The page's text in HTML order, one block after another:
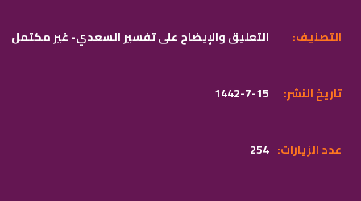
التعليق والإيضاح على تفسير السعدي- غير مكتمل :التصنيف
1442-7-15 :تاريخ النشر
254 :عدد الزيارات